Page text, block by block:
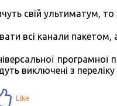
свій ультиматум,
всі канали
програмної
виключені з переліку